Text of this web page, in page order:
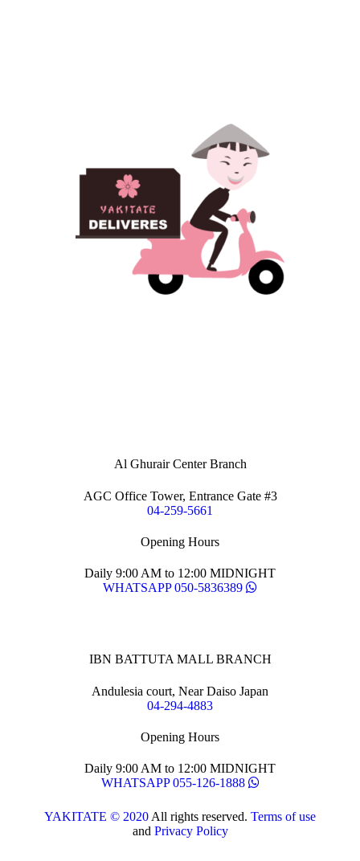
Al Ghurair Center Branch
AGC Office Tower, Entrance Gate #3
04-259-5661
Opening Hours
Daily 9:00 AM to 12:00 MIDNIGHT
WHATSAPP 050-5836389
IBN BATTUTA MALL BRANCH
Andulesia court, Near Daiso Japan
04-294-4883
Opening Hours
Daily 9:00 AM to 12:00 MIDNIGHT
WHATSAPP 055-126-1888
YAKITATE © 2020 All rights reserved. Terms of use
and Privacy Policy